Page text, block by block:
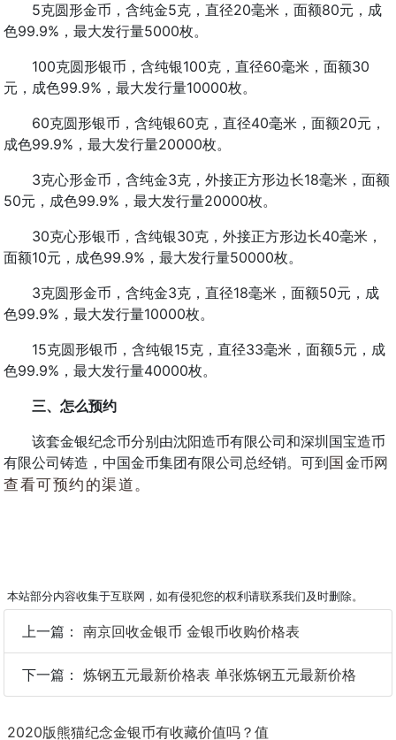
5克圆形金币，含纯金5克，直径20毫米，面额80元，成
色99.9%，最大发行量5000枚。
100克圆形银币，含纯银100克，直径60毫米，面额30
元，成色99.9%，最大发行量10000枚。
60克圆形银币，含纯银60克，直径40毫米，面额20元，
成色99.9%，最大发行量20000枚。
3克心形金币，含纯金3克，外接正方形边长18毫米，面额
50元，成色99.9%，最大发行量20000枚。
30克心形银币，含纯银30克，外接正方形边长40毫米，
面额10元，成色99.9%，最大发行量50000枚。
3克圆形金币，含纯金3克，直径18毫米，面额50元，成
色99.9%，最大发行量10000枚。
15克圆形银币，含纯银15克，直径33毫米，面额5元，成
色99.9%，最大发行量40000枚。
三、怎么预约
该套金银纪念币分别由沈阳造币有限公司和深圳国宝造币
有限公司铸造，中国金币集团有限公司总经销。可到国 金币网
查看可预约的渠道。
本站部分内容收集于互联网，如有侵犯您的权利请联系我们及时删除。
上一篇： 南京回收金银币 金银币收购价格表
下一篇： 炼钢五元最新价格表 单张炼钢五元最新价格
2020版熊猫纪念金银币有收藏价值吗？值